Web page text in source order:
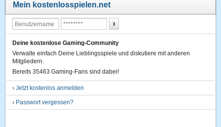
Mein kostenlosspielen.net
Deine kostenlose Gaming-Community
Verwalte einfach Deine Lieblingsspiele und diskutiere mit anderen
Mitgliedern.
Bereits 35463 Gaming-Fans sind dabei!
›Jetzt kostenlos anmelden
› Passwort vergessen?